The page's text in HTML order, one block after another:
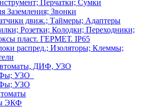
Перчатки; Сумки
Заземления; Звонки
движ.; Таймеры; Адаптеры
Розетки; Колодки; Переходники;
пласт. ГЕРМЕТ. IP65
распред.; Изоляторы; Клеммы;
ДИФ, УЗО
УЗО
УЗО
ЭКФ